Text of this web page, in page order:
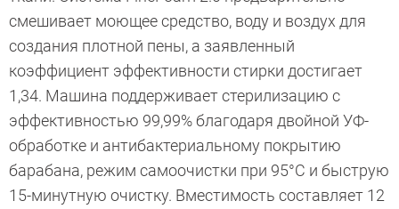
смешивает моющее средство, воду и воздух для
создания плотной пены, а заявленный
коэффициент эффективности стирки достигает
1,34. Машина поддерживает стерилизацию с
эффективностью 99,99% благодаря двойной УФ-
обработке и антибактериальному покрытию
барабана, режим самоочистки при 95°C и быструю
15-минутную очистку. Вместимость составляет 12